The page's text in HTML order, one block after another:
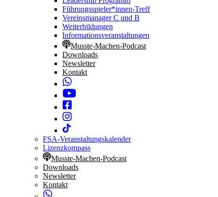
Führungsspieler*innen-Treff
Vereinsmanager C und B
Weiterbildungen
Informationsveranstaltungen
Musste-Machen-Podcast
Downloads
Newsletter
Kontakt
FSA-Veranstaltungskalender
Lizenzkompass
Musste-Machen-Podcast
Downloads
Newsletter
Kontakt